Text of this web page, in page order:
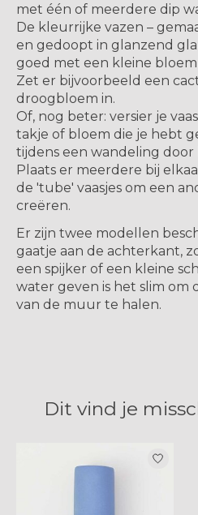
met één of meerdere dip
De kleurrijke vazen ​​–
en gedoopt in glanzend
goed met een kleine
Zet er bijvoorbeeld een
droogbloem in.
Of, nog beter: versier je
takje of bloem die je hebt
tijdens een wandeling door
Plaats er meerdere bij
de 'tube' vaasjes om een
creëren.
Er zijn twee modellen
gaatje aan de achterkant,
een spijker of een kleine
water geven is het slim om
van de muur te halen.
Dit vind je
Items van productcarrousel